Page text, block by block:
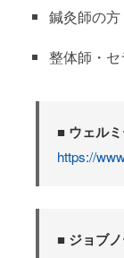
鍼灸師の方
整体師・セ
■ ウェル
https://
■ ジョブ